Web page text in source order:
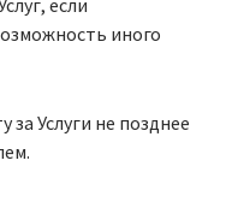
если
иного
за Услуги не позднее